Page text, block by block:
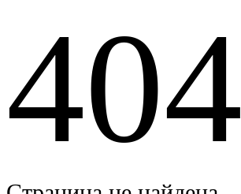
404